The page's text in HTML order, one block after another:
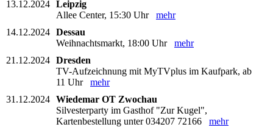
13.12.2024 Leipzig
Allee Center, 15:30 Uhr mehr
14.12.2024 Dessau
Weihnachtsmarkt, 18:00 Uhr mehr
21.12.2024 Dresden
TV-Aufzeichnung mit MyTVplus im Kaufpark, ab
11 Uhr mehr
31.12.2024 Wiedemar OT Zwochau
Silvesterparty im Gasthof "Zur Kugel",
Kartenbestellung unter 034207 72166 mehr